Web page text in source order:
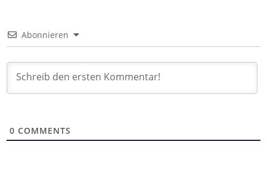
Abonnieren
0 COMMENTS